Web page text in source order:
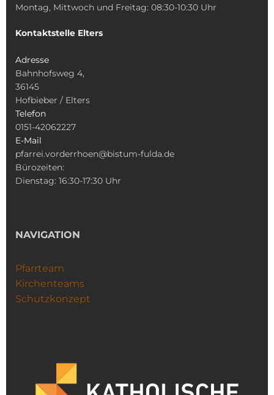
Montag, Mittwoch und Freitag: 08:30-10:30 Uhr
Kontaktstelle Elters
Adresse
Bahnhofsweg 4,
36145
Hofbieber / Elters
Telefon
0151-42062227
E-Mail
pfarrei.vorderrhoen@bistum-fulda.de
Bürozeiten:
Dienstag: 16:30-17:30 Uhr
NAVIGATION
Pfarrteam
Kirchenteams
Schutzkonzept